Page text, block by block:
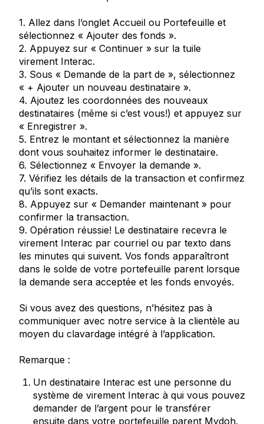
1. Allez dans l’onglet Accueil ou Portefeuille et
sélectionnez « Ajouter des fonds ».
2. Appuyez sur « Continuer » sur la tuile
virement Interac.
3. Sous « Demande de la part de », sélectionnez
« + Ajouter un nouveau destinataire ».
4. Ajoutez les coordonnées des nouveaux
destinataires (même si c’est vous!) et appuyez sur
« Enregistrer ».
5. Entrez le montant et sélectionnez la manière
dont vous souhaitez informer le destinataire.
6. Sélectionnez « Envoyer la demande ».
7. Vérifiez les détails de la transaction et confirmez
qu’ils sont exacts.
8. Appuyez sur « Demander maintenant » pour
confirmer la transaction.
9. Opération réussie! Le destinataire recevra le
virement Interac par courriel ou par texto dans
les minutes qui suivent. Vos fonds apparaîtront
dans le solde de votre portefeuille parent lorsque
la demande sera acceptée et les fonds envoyés.
Si vous avez des questions, n’hésitez pas à
communiquer avec notre service à la clientèle au
moyen du clavardage intégré à l’application.
Remarque :
Un destinataire Interac est une personne du
système de virement Interac à qui vous pouvez
demander de l’argent pour le transférer
ensuite dans votre portefeuille parent Mydoh.